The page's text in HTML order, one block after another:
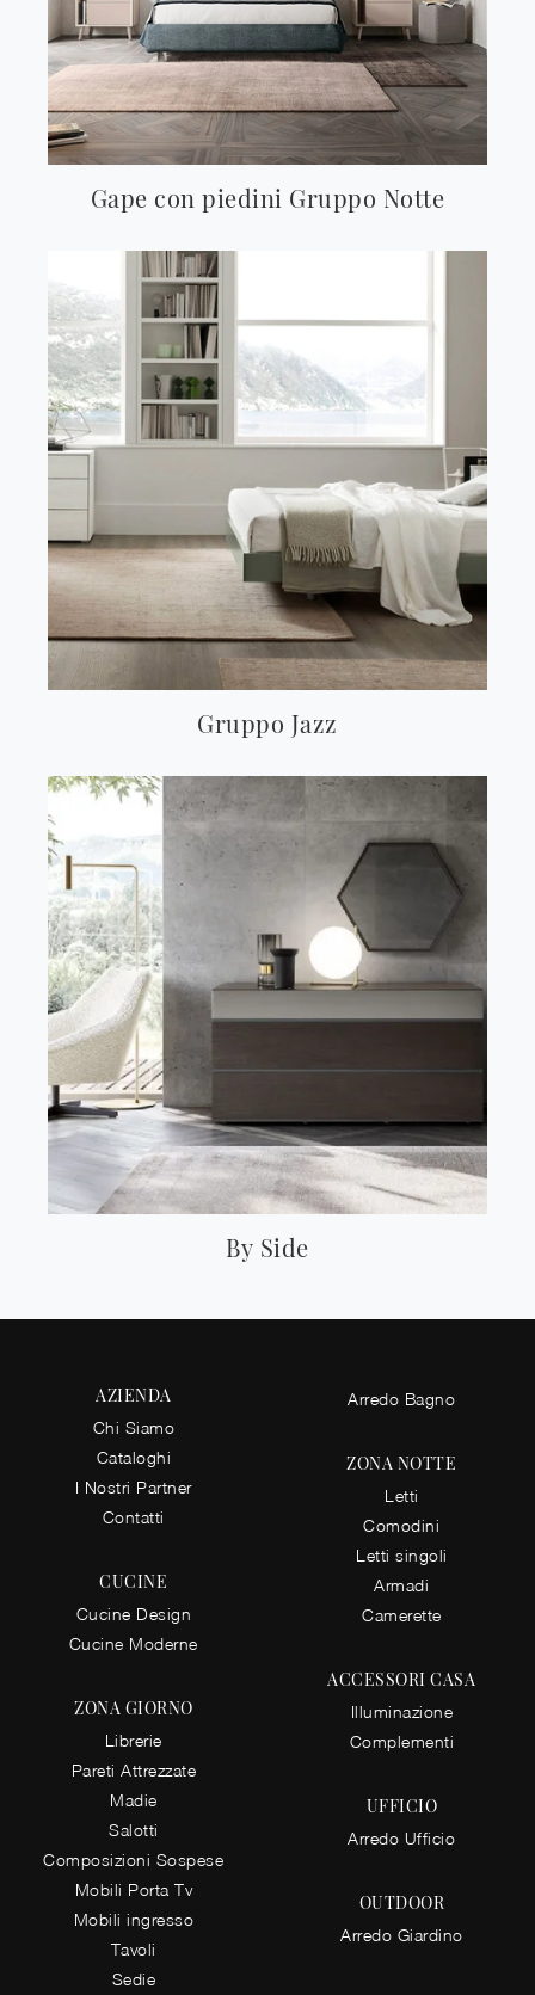
Gape con piedini Gruppo Notte
Gruppo Jazz
By Side
AZIENDA
Chi Siamo
Cataloghi
I Nostri Partner
Contatti
CUCINE
Cucine Design
Cucine Moderne
ZONA GIORNO
Librerie
Pareti Attrezzate
Madie
Salotti
Composizioni Sospese
Mobili Porta Tv
Mobili ingresso
Tavoli
Sedie
Arredo Bagno
ZONA NOTTE
Letti
Comodini
Letti singoli
Armadi
Camerette
ACCESSORI CASA
Illuminazione
Complementi
UFFICIO
Arredo Ufficio
OUTDOOR
Arredo Giardino